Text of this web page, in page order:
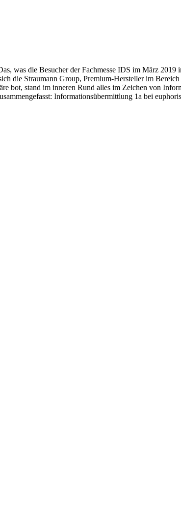
was die Besucher der Fachmesse IDS im März 2019
die Straumann Group, Premium-Hersteller im
bot, stand im inneren Rund alles im Zeichen von
Informationsübermittlung 1a bei